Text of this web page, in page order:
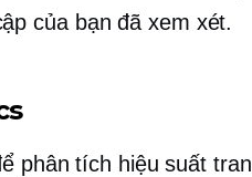
của bạn đã xem xét.
phân tích hiệu suất